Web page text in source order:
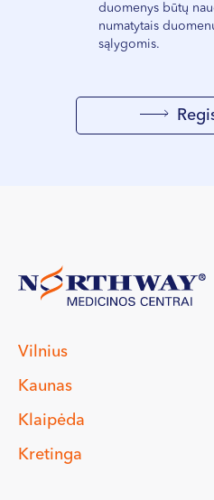
duomenys būtų
numatytais
sąlygomis.
Vilnius
Kaunas
Klaipėda
Kretinga